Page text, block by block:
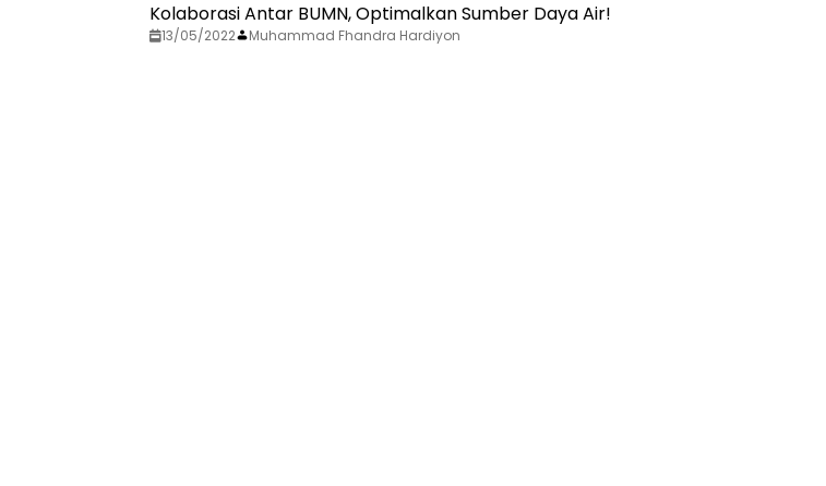
Kolaborasi Antar BUMN, Optimalkan Sumber Daya Air!
13/05/2022 Muhammad Fhandra Hardiyon